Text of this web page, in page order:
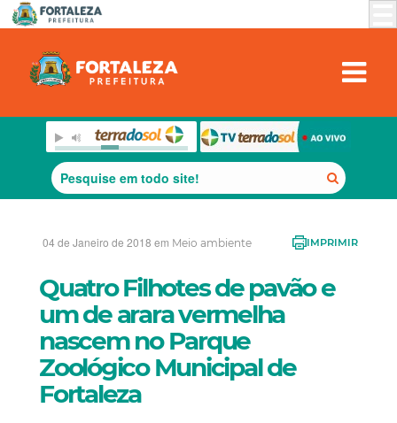
04 de Janeiro de 2018 em Meio ambiente IMPRIMIR
Quatro Filhotes de pavão e
um de arara vermelha
nascem no Parque
Zoológico Municipal de
Fortaleza